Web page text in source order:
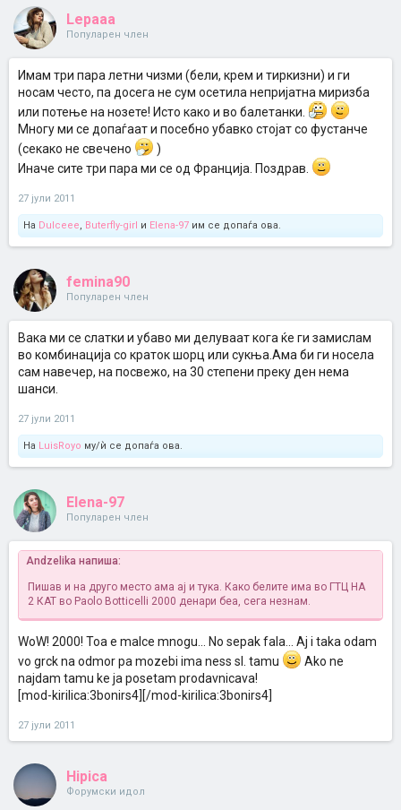
Lepaaa
Популарен член
Имам три пара летни чизми (бели, крем и тиркизни) и ги
носам често, па досега не сум осетила непријатна миризба
или потење на нозете! Исто како и во балетанки.
Многу ми се допаѓаат и посебно убавко стојат со фустанче
(секако не свечено
)
Иначе сите три пара ми се од Франција. Поздрав.
27 јули 2011
На Dulceee, Buterfly-girl и Elena-97 им се допаѓа ова.
femina90
Популарен член
Вака ми се слатки и убаво ми делуваат кога ќе ги замислам
во комбинација со краток шорц или сукња.Ама би ги носела
сам навечер, на посвежо, на 30 степени преку ден нема
шанси.
27 јули 2011
На LuisRoyo му/ѝ се допаѓа ова.
Elena-97
Популарен член
Andzelika напиша:
Пишав и на друго место ама ај и тука. Како белите има во ГТЦ НА
2 КАТ во Paolo Botticelli 2000 денари беа, сега незнам.
WoW! 2000! Toa e malce mnogu... No sepak fala... Aj i taka odam
vo grck na odmor pa mozebi ima ness sl. tamu
Ako ne
najdam tamu ke ja posetam prodavnicava!
[mod-kirilica:3bonirs4][/mod-kirilica:3bonirs4]
27 јули 2011
Hipica
Форумски идол